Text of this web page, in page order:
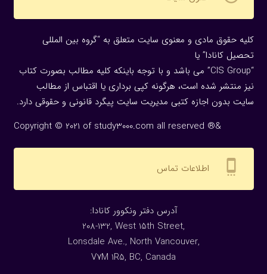
کلیه حقوق مادی و معنوی سایت متعلق به “گروه بین المللی
تحصیل کانادا” یا
“CIS Group” می باشد و با توجه باینکه کلیه مطالب بصورت کتاب
نیز منتشر شده است، هرگونه كپی برداری یا اقتباس از مطالب
سایت بدون اجازه كتبی مدیریت سایت پیگرد قانونی و حقوقی دارد.
Copyright © 2021 of study3000.com all reserved ®&
settings_cell اطلاعات تماس
:آدرس دفتر ونکوور کانادا
208-132, West 15th Street,
Lonsdale Ave., North Vancouver,
V7M 1R5, BC, Canada